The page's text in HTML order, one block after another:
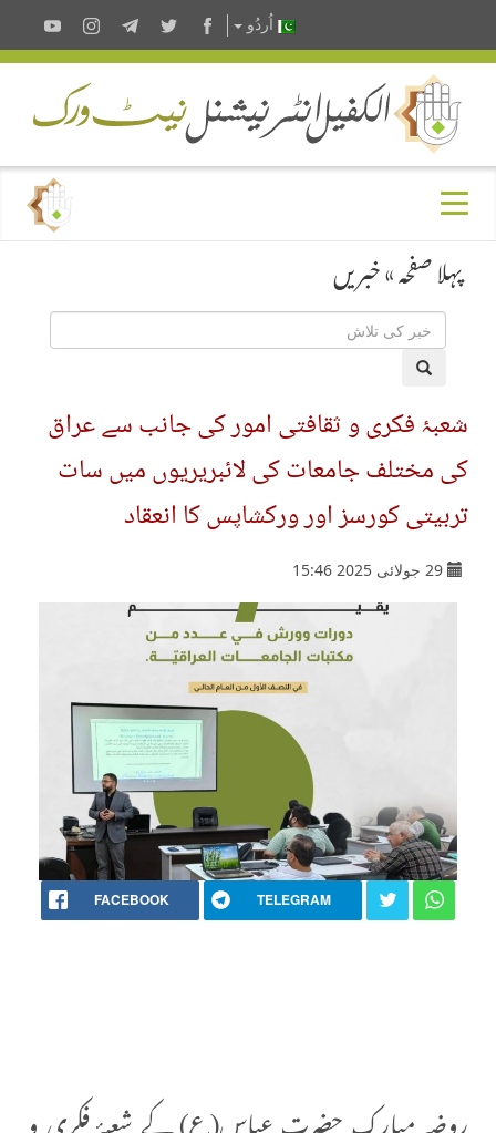
اُردُو
پہلا صفحہ»خبریں
شعبۂ فکری و ثقافتی امور کی جانب سے عراق
کی مختلف جامعات کی لائبریریوں میں سات
تربیتی کورسز اور ورکشاپس کا انعقاد
29 جولائی 2025 15:46
FACEBOOK TELEGRAM
روضہ مبارک حضرت عباس(ع) کے شعبۂ فکری و